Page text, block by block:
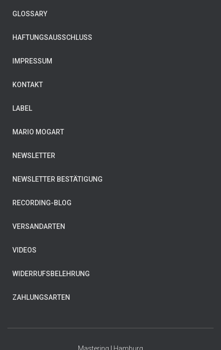
GLOSSARY
HAFTUNGSAUSSCHLUSS
IMPRESSUM
KONTAKT
LABEL
MARIO MOGART
NEWSLETTER
NEWSLETTER BESTÄTIGUNG
RECORDING-BLOG
VERSANDARTEN
VIDEOS
WIDERRUFSBELEHRUNG
ZAHLUNGSARTEN